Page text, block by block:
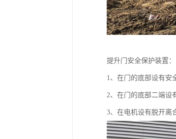
提升门安全保护装置：
1、在门的底部设有安
2、在门的底部二端设
3、在电机设有脱开离